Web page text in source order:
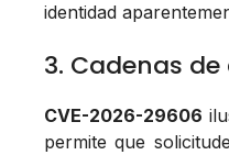
identidad
3. Cadenas
CVE-2026-29606
permite que